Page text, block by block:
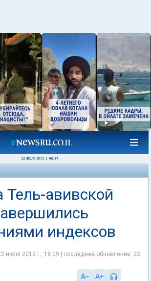
22 ИЮЛЯ 2012 06:37
Тель-авивской
индексов
июля 2012 г., 18:09 | последнее обновление: 22